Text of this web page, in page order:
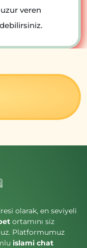
veren
olarak, en seviyeli
ortamını siz
Platformumuz
islami chat